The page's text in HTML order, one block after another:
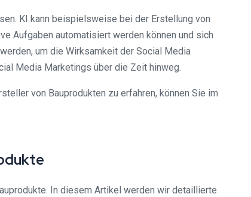
KI kann beispielsweise bei der Erstellung von
Aufgaben automatisiert werden können und sich
um die Wirksamkeit der Social Media
Media Marketings über die Zeit hinweg.
von Bauprodukten zu erfahren, können Sie im
In diesem Artikel werden wir detaillierte